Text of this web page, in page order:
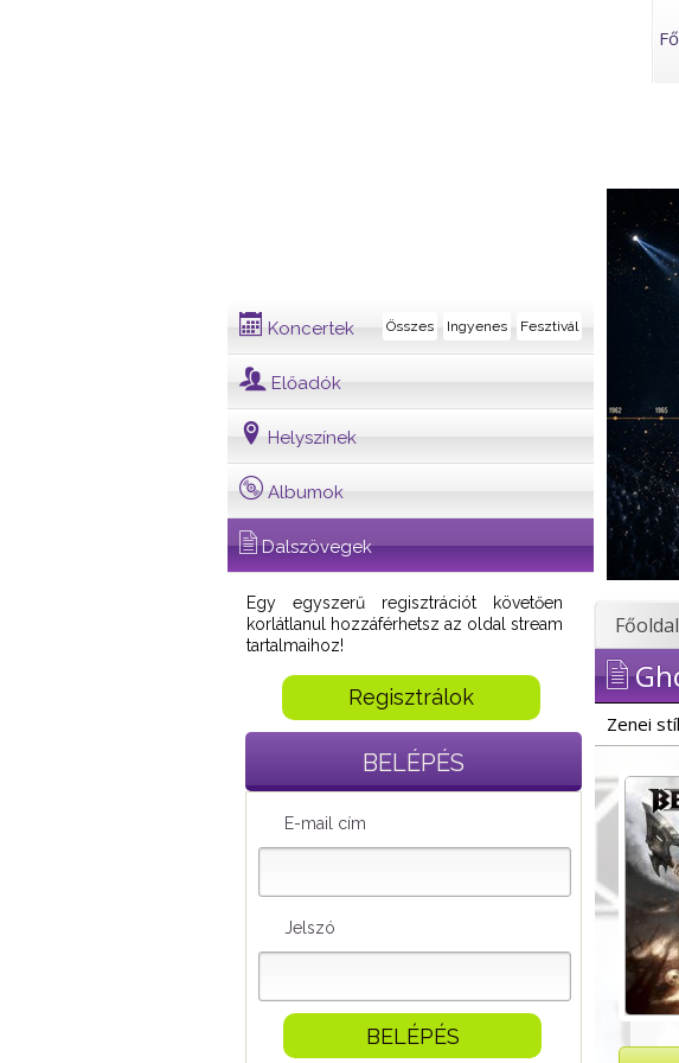
Koncertek Fesztivál
Ingyenes
Összes
Előadók
Helyszínek
Albumok
Dalszövegek
Egy egyszerű regisztrációt követően
korlátlanul hozzáférhetsz az oldal stream
tartalmaihoz!
Regisztrálok
BELÉPÉS
E-mail cím
Jelszó
Főoldal
Zenei